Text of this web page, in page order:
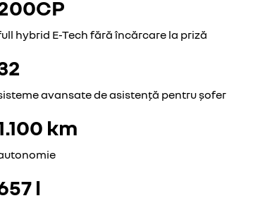
hybrid E-Tech fără încărcare la priză
avansate de asistență pentru șofer
km
l